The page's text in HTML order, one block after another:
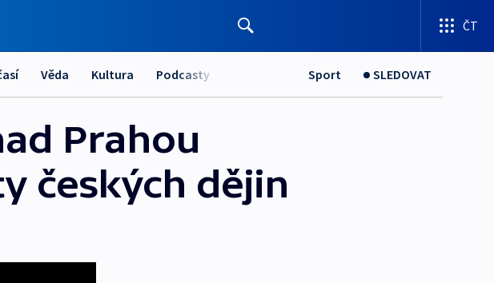
ČT
Věda Kultura Podcasty Sport SLEDOVAT
Prahou
českých dějin